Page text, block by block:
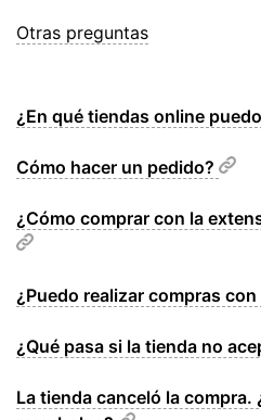
Otras preguntas
¿En qué tiendas online
Cómo hacer un pedido?
¿Cómo comprar con la
¿Puedo realizar compras
¿Qué pasa si la tienda no
La tienda canceló la compra.